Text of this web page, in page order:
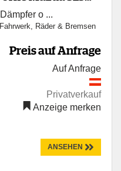
o ...
Fahrwerk, Räder & Bremsen
Preis auf Anfrage
Auf Anfrage
Privatverkauf
Anzeige merken
ANSEHEN